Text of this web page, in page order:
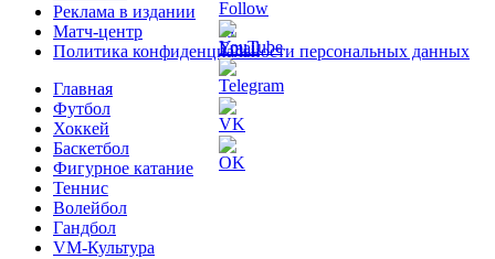
Реклама в издании
Матч-центр
Политика конфиденциальности персональных данных
Главная
Футбол
Хоккей
Баскетбол
Фигурное катание
Теннис
Волейбол
Гандбол
VM-Культура